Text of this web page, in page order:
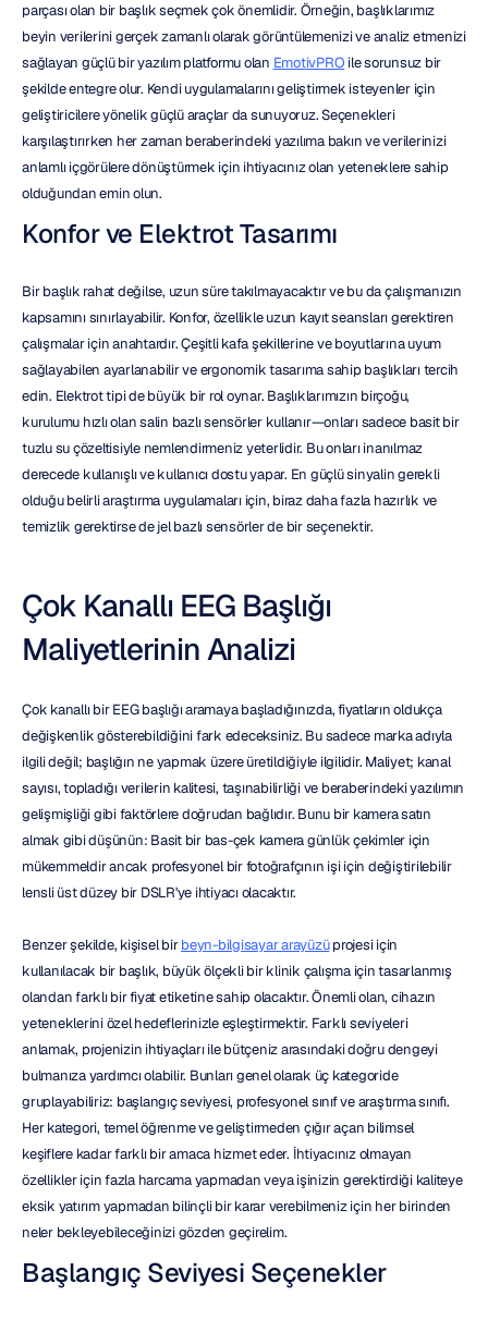
parçası olan bir başlık seçmek çok önemlidir. Örneğin, başlıklarımız
beyin verilerini gerçek zamanlı olarak görüntülemenizi ve analiz etmenizi
sağlayan güçlü bir yazılım platformu olan EmotivPRO ile sorunsuz bir
şekilde entegre olur. Kendi uygulamalarını geliştirmek isteyenler için
geliştiricilere yönelik güçlü araçlar da sunuyoruz. Seçenekleri
karşılaştırırken her zaman beraberindeki yazılıma bakın ve verilerinizi
anlamlı içgörülere dönüştürmek için ihtiyacınız olan yeteneklere sahip
olduğundan emin olun.
Konfor ve Elektrot Tasarımı
Bir başlık rahat değilse, uzun süre takılmayacaktır ve bu da çalışmanızın
kapsamını sınırlayabilir. Konfor, özellikle uzun kayıt seansları gerektiren
çalışmalar için anahtardır. Çeşitli kafa şekillerine ve boyutlarına uyum
sağlayabilen ayarlanabilir ve ergonomik tasarıma sahip başlıkları tercih
edin. Elektrot tipi de büyük bir rol oynar. Başlıklarımızın birçoğu,
kurulumu hızlı olan salin bazlı sensörler kullanır—onları sadece basit bir
tuzlu su çözeltisiyle nemlendirmeniz yeterlidir. Bu onları inanılmaz
derecede kullanışlı ve kullanıcı dostu yapar. En güçlü sinyalin gerekli
olduğu belirli araştırma uygulamaları için, biraz daha fazla hazırlık ve
temizlik gerektirse de jel bazlı sensörler de bir seçenektir.
Çok Kanallı EEG Başlığı
Maliyetlerinin Analizi
Çok kanallı bir EEG başlığı aramaya başladığınızda, fiyatların oldukça
değişkenlik gösterebildiğini fark edeceksiniz. Bu sadece marka adıyla
ilgili değil; başlığın ne yapmak üzere üretildiğiyle ilgilidir. Maliyet; kanal
sayısı, topladığı verilerin kalitesi, taşınabilirliği ve beraberindeki yazılımın
gelişmişliği gibi faktörlere doğrudan bağlıdır. Bunu bir kamera satın
almak gibi düşünün: Basit bir bas-çek kamera günlük çekimler için
mükemmeldir ancak profesyonel bir fotoğrafçının işi için değiştirilebilir
lensli üst düzey bir DSLR'ye ihtiyacı olacaktır.
Benzer şekilde, kişisel bir beyn-bilgisayar arayüzü projesi için
kullanılacak bir başlık, büyük ölçekli bir klinik çalışma için tasarlanmış
olandan farklı bir fiyat etiketine sahip olacaktır. Önemli olan, cihazın
yeteneklerini özel hedeflerinizle eşleştirmektir. Farklı seviyeleri
anlamak, projenizin ihtiyaçları ile bütçeniz arasındaki doğru dengeyi
bulmanıza yardımcı olabilir. Bunları genel olarak üç kategoride
gruplayabiliriz: başlangıç seviyesi, profesyonel sınıf ve araştırma sınıfı.
Her kategori, temel öğrenme ve geliştirmeden çığır açan bilimsel
keşiflere kadar farklı bir amaca hizmet eder. İhtiyacınız olmayan
özellikler için fazla harcama yapmadan veya işinizin gerektirdiği kaliteye
eksik yatırım yapmadan bilinçli bir karar verebilmeniz için her birinden
neler bekleyebileceğinizi gözden geçirelim.
Başlangıç Seviyesi Seçenekler